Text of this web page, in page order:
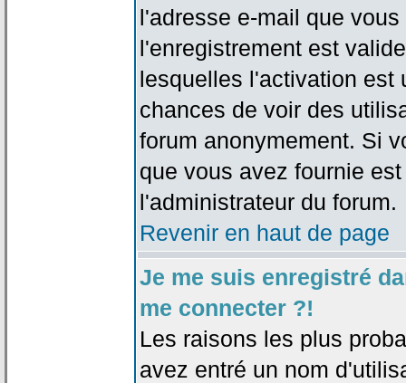
l'adresse e-mail que
l'enregistrement est
lesquelles l'activation est
chances de voir des
forum anonymement. Si
que vous avez fournie
l'administrateur du forum.
Revenir en haut de page
Je me suis enregistré
me connecter ?!
Les raisons les plus
avez entré un nom